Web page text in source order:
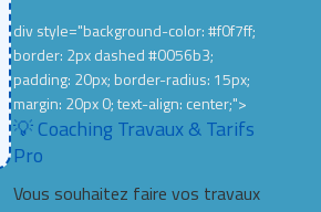
div style="background-color: #f0f7ff;
border: 2px dashed #0056b3;
padding: 20px; border-radius: 15px;
margin: 20px 0; text-align: center;">
💡 Coaching Travaux & Tarifs
Pro
Vous souhaitez faire vos travaux